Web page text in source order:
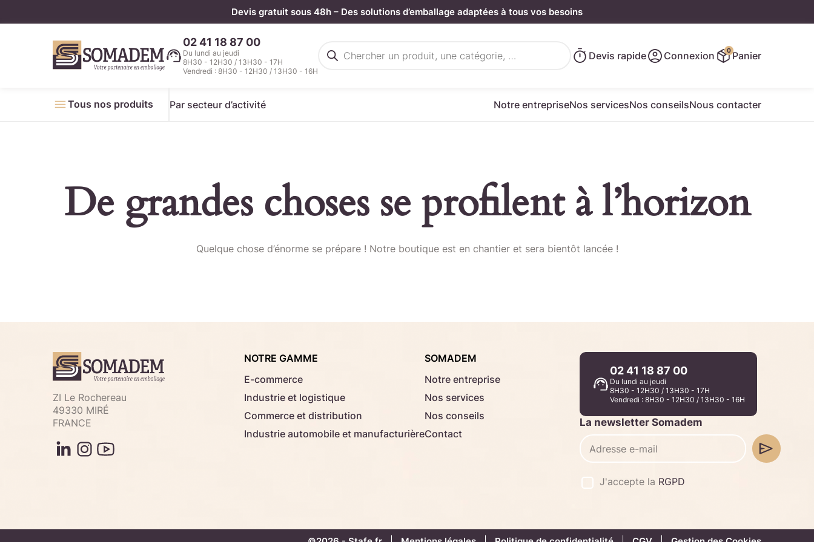
Devis gratuit sous 48h – Des solutions d’emballage adaptées à tous vos besoins
02 41 18 87 00
Du lundi au jeudi
8H30 - 12H30 / 13H30 - 17H
Vendredi : 8H30 - 12H30 / 13H30 - 16H
de
Devis rapide Connexion 0Panier
Tous nos produits Par secteur d’activité Notre entrepriseNos servicesNos conseilsNous contacter
De grandes choses se profilent à l’horizon
Quelque chose d’énorme se prépare ! Notre boutique est en chantier et sera bientôt lancée !
Télécharger
ZI Le Rochereau
49330 MIRÉ
FRANCE
NOTRE GAMME
E-commerce
Industrie et logistique
Commerce et distribution
Industrie automobile et manufacturière
SOMADEM
Notre entreprise
Nos services
Nos conseils
Contact
02 41 18 87 00
Du lundi au jeudi
8H30 - 12H30 / 13H30 - 17H
Vendredi : 8H30 - 12H30 / 13H30 - 16H
La newsletter Somadem
J'accepte la RGPD